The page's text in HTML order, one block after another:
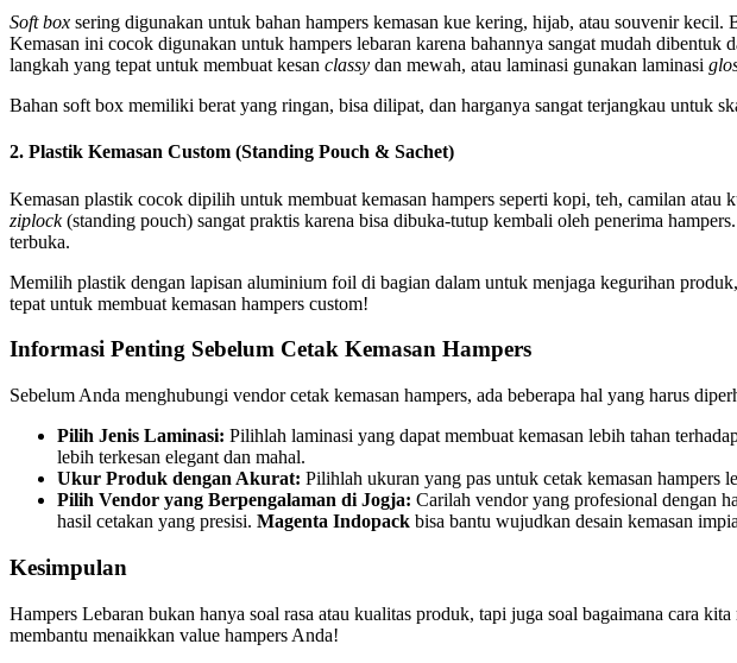
Soft box sering digunakan untuk bahan hampers kemasan kue kering, hijab, atau souvenir
Kemasan ini cocok digunakan untuk hampers lebaran karena bahannya sangat mudah
langkah yang tepat untuk membuat kesan classy dan mewah, atau laminasi gunakan laminasi
Bahan soft box memiliki berat yang ringan, bisa dilipat, dan harganya sangat terjangkau untuk
2. Plastik Kemasan Custom (Standing Pouch & Sachet)
Kemasan plastik cocok dipilih untuk membuat kemasan hampers seperti kopi, teh, camilan
ziplock(standing pouch) sangat praktis karena bisa dibuka-tutup kembali oleh penerima
terbuka.
Memilih plastik dengan lapisan aluminium foil di bagian dalam untuk menjaga kegurihan
tepat untuk membuat kemasan hampers custom!
Informasi Penting Sebelum Cetak Kemasan Hampers
Sebelum Anda menghubungi vendor cetak kemasan hampers, ada beberapa hal yang harus
Pilih Jenis Laminasi: Pilihlah laminasi yang dapat membuat kemasan lebih tahan
lebih terkesan elegant dan mahal.
Ukur Produk dengan Akurat: Pilihlah ukuran yang pas untuk cetak kemasan hampers
Pilih Vendor yang Berpengalaman di Jogja: Carilah vendor yang profesional dengan
hasil cetakan yang presisi. Magenta Indopack bisa bantu wujudkan desain kemasan
Kesimpulan
Hampers Lebaran bukan hanya soal rasa atau kualitas produk, tapi juga soal bagaimana cara
membantu menaikkan value hampers Anda!